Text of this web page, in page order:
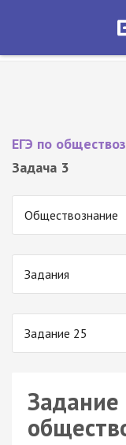
ЕГЭ по
Задача 3
Обществознание
Задания
Задание 25
Задание